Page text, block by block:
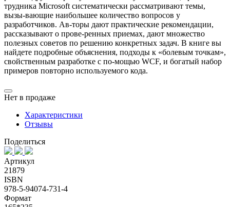
трудника Microsoft систематически рассматривают темы,
вызы-вающие наибольшее количество вопросов у
разработчиков. Ав-торы дают практические рекомендации,
рассказывают о прове-ренных приемах, дают множество
полезных советов по решению конкретных задач. В книге вы
найдете подробные объяснения, подходы к «болевым точкам»,
свойственным разработке с по-мощью WCF, и богатый набор
примеров повторно используемого кода.
Нет в продаже
Характеристики
Отзывы
Поделиться
Артикул
21879
ISBN
978-5-94074-731-4
Формат